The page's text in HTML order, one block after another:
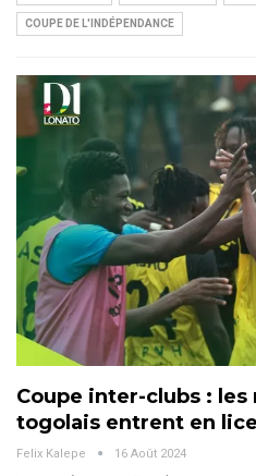
COUPE DE L'INDÉPENDANCE
Coupe inter-clubs :
togolais entrent en lice
Felix Kalepe 16 Août 2024